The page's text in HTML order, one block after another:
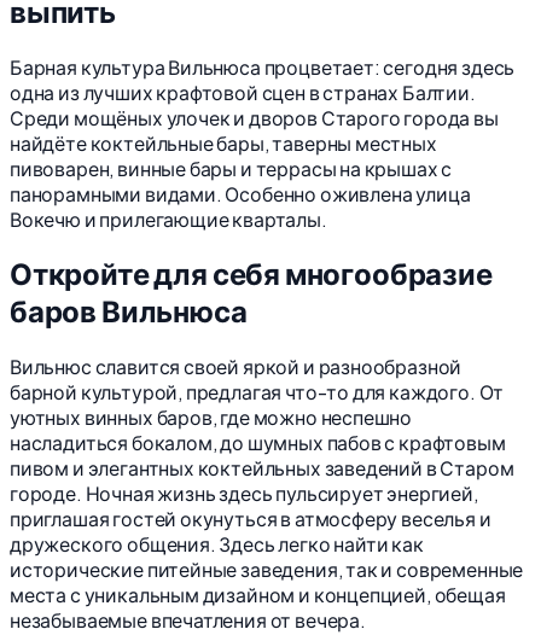
выпить
Барная культура Вильнюса процветает: сегодня здесь
одна из лучших крафтовой сцен в странах Балтии.
Среди мощёных улочек и дворов Старого города вы
найдёте коктейльные бары, таверны местных
пивоварен, винные бары и террасы на крышах с
панорамными видами. Особенно оживлена улица
Вокечю и прилегающие кварталы.
Откройте для себя многообразие
баров Вильнюса
Вильнюс славится своей яркой и разнообразной
барной культурой, предлагая что-то для каждого. От
уютных винных баров, где можно неспешно
насладиться бокалом, до шумных пабов с крафтовым
пивом и элегантных коктейльных заведений в Старом
городе. Ночная жизнь здесь пульсирует энергией,
приглашая гостей окунуться в атмосферу веселья и
дружеского общения. Здесь легко найти как
исторические питейные заведения, так и современные
места с уникальным дизайном и концепцией, обещая
незабываемые впечатления от вечера.